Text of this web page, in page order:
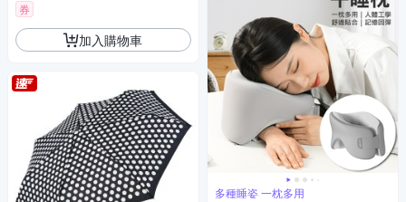
券
加入購物車
多種睡姿 一枕多用